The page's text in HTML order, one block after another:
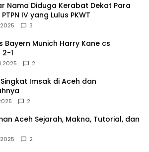
Nama Diduga Kerabat Dekat Para
IV yang Lulus PKWT
3
Bayern Munich Harry Kane cs
1
2025 2
Imsak di Aceh dan
2
Aceh Sejarah, Makna, Tutorial, dan
2